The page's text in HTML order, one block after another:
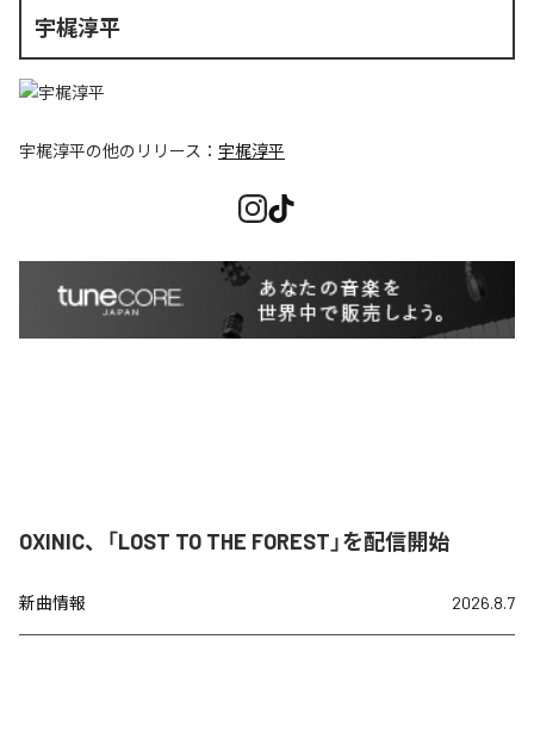
宇梶淳平
宇梶淳平の他のリリース： 宇梶淳平
OXINIC、「LOST TO THE FOREST」を配信開始
新曲情報 2026.8.7